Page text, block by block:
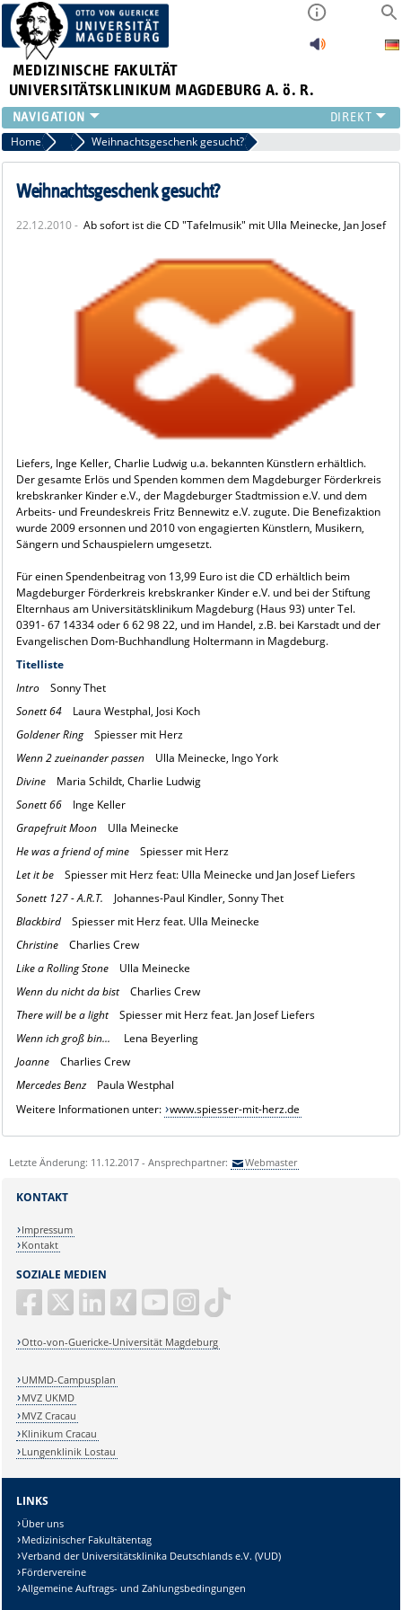
MEDIZINISCHE FAKULTÄT
UNIVERSITÄTSKLINIKUM MAGDEBURG A. ö. R.
INSTITUTE
KLINIKEN
ZENTRALE EINRICHTUNGEN
PRESSE
Home Archiv 2010
Weihnachtsgeschenk gesucht?
Weihnachtsgeschenk gesucht?
22.12.2010 - Ab sofort ist die CD "Tafelmusik" mit Ulla Meinecke, Jan Josef
Liefers, Inge Keller, Charlie Ludwig u.a. bekannten Künstlern erhältlich.
Der gesamte Erlös und Spenden kommen dem Magdeburger Förderkreis
krebskranker Kinder e.V., der Magdeburger Stadtmission e.V. und dem
Arbeits- und Freundeskreis Fritz Bennewitz e.V. zugute. Die Benefizaktion
wurde 2009 ersonnen und 2010 von engagierten Künstlern, Musikern,
Sängern und Schauspielern umgesetzt.
Für einen Spendenbeitrag von 13,99 Euro ist die CD erhältlich beim
Magdeburger Förderkreis krebskranker Kinder e.V. und bei der Stiftung
Elternhaus am Universitätsklinikum Magdeburg (Haus 93) unter Tel.
0391- 67 14334 oder 6 62 98 22, und im Handel, z.B. bei Karstadt und der
Evangelischen Dom-Buchhandlung Holtermann in Magdeburg.
Titelliste
Intro
Sonny Thet
Sonett 64Laura Westphal, Josi Koch
Goldener RingSpiesser mit Herz
Wenn 2 zueinander passenUlla Meinecke, Ingo York
Divine
Maria Schildt, Charlie Ludwig
Sonett 66Inge Keller
Grapefruit MoonUlla Meinecke
He was a friend of mineSpiesser mit Herz
Let it beSpiesser mit Herz feat: Ulla Meinecke und Jan Josef Liefers
Sonett 127 - A.R.T. Johannes-Paul Kindler, Sonny Thet
Blackbird
Spiesser mit Herz feat. Ulla Meinecke
Christine
Charlies Crew
Like a Rolling StoneUlla Meinecke
Wenn du nicht da bistCharlies Crew
There will be a lightSpiesser mit Herz feat. Jan Josef Liefers
Wenn ich groß bin... Lena Beyerling
JoanneCharlies Crew
Mercedes BenzPaula Westphal
Weitere Informationen unter: www.spiesser-mit-herz.de
Letzte Änderung: 11.12.2017 - Ansprechpartner: Webmaster
SOZIALE MEDIEN
Otto-von-Guericke-Universität Magdeburg
KONTAKT
Impressum
Kontakt
UMMD-Campusplan
MVZ UKMD
MVZ Cracau
Klinikum Cracau
Lungenklinik Lostau
LINKS
Über uns
Medizinischer Fakultätentag
Verband der Universitätsklinika Deutschlands e.V. (VUD)
Fördervereine
Allgemeine Auftrags- und Zahlungsbedingungen